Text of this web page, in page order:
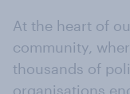
At the heart of
community,
thousands of
organisations